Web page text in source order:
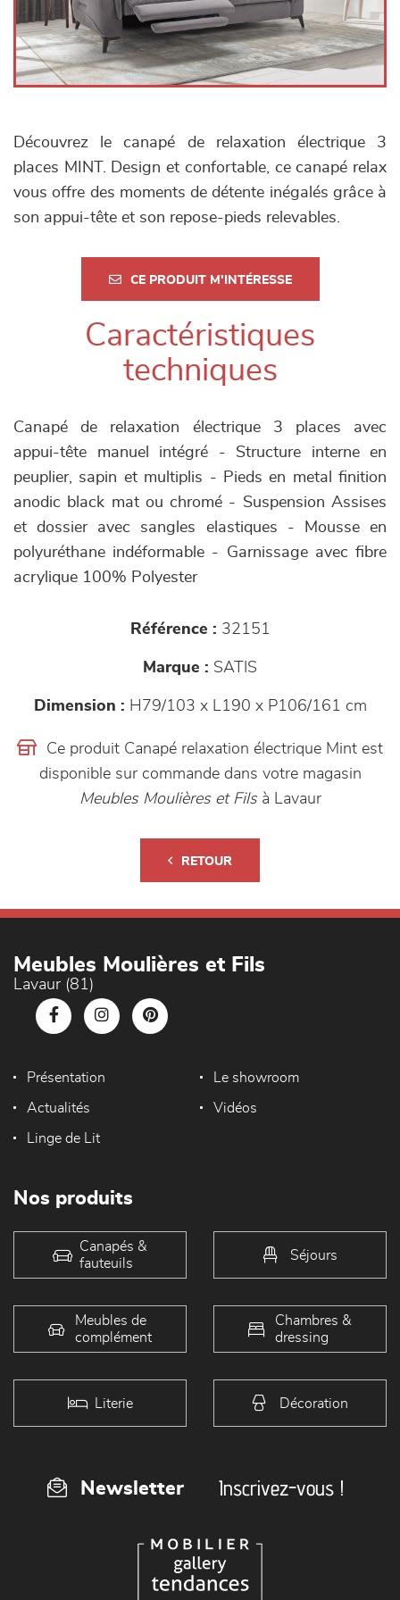
Découvrez le canapé de relaxation électrique 3
places MINT. Design et confortable, ce canapé relax
vous offre des moments de détente inégalés grâce à
son appui-tête et son repose-pieds relevables.
CE PRODUIT M'INTÉRESSE
Caractéristiques
techniques
Canapé de relaxation électrique 3 places avec
appui-tête manuel intégré - Structure interne en
peuplier, sapin et multiplis - Pieds en metal finition
anodic black mat ou chromé - Suspension Assises
et dossier avec sangles elastiques - Mousse en
polyuréthane indéformable - Garnissage avec fibre
acrylique 100% Polyester
Référence : 32151
Marque : SATIS
Dimension : H79/103 x L190 x P106/161 cm
Ce produit Canapé relaxation électrique Mint est
disponible sur commande dans votre magasin
Meubles Moulières et Filsà Lavaur
RETOUR
Meubles Moulières et Fils
Lavaur (81)
Présentation Le showroom
Actualités Vidéos
Linge de Lit
Nos produits
Canapés &
fauteuils
Séjours
Meubles de
complément
Chambres &
dressing
Literie Décoration
Newsletter Inscrivez-vous !